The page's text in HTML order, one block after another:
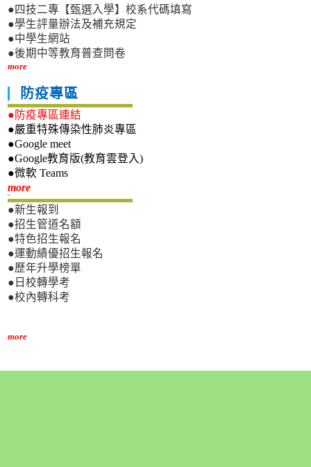
●四技二專【甄選入學】校系代碼填寫
●學生評量辦法及補充規定
●中學生網站
●後期中等教育普查問卷
more
防疫專區
●防疫專區連結
●嚴重特殊傳染性肺炎專區
●Google meet
●Google教育版(教育雲登入)
●微軟 Teams
more新生專區
●新生報到
●招生管道名額
●特色招生報名
●運動績優招生報名
●歷年升學榜單
●日校轉學考
●校內轉科考
more